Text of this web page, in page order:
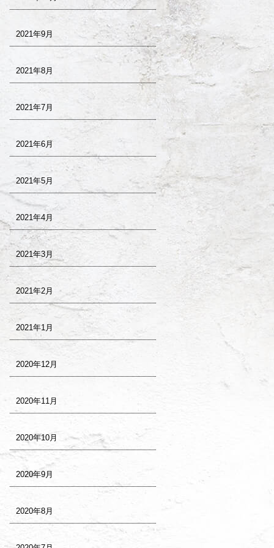
2021年9月
2021年8月
2021年7月
2021年6月
2021年5月
2021年4月
2021年3月
2021年2月
2021年1月
2020年12月
2020年11月
2020年10月
2020年9月
2020年8月